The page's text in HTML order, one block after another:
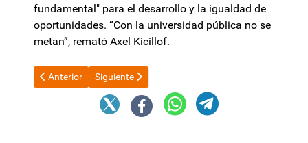
fundamental" para el desarrollo y la igualdad de
oportunidades. “Con la universidad pública no se
metan”, remató Axel Kicillof.
Artículo anterior: Otra funcionaria dejó el Gobierno: se fue la
Anterior Artículo siguiente: Subió casi un 3% el precio
Siguiente